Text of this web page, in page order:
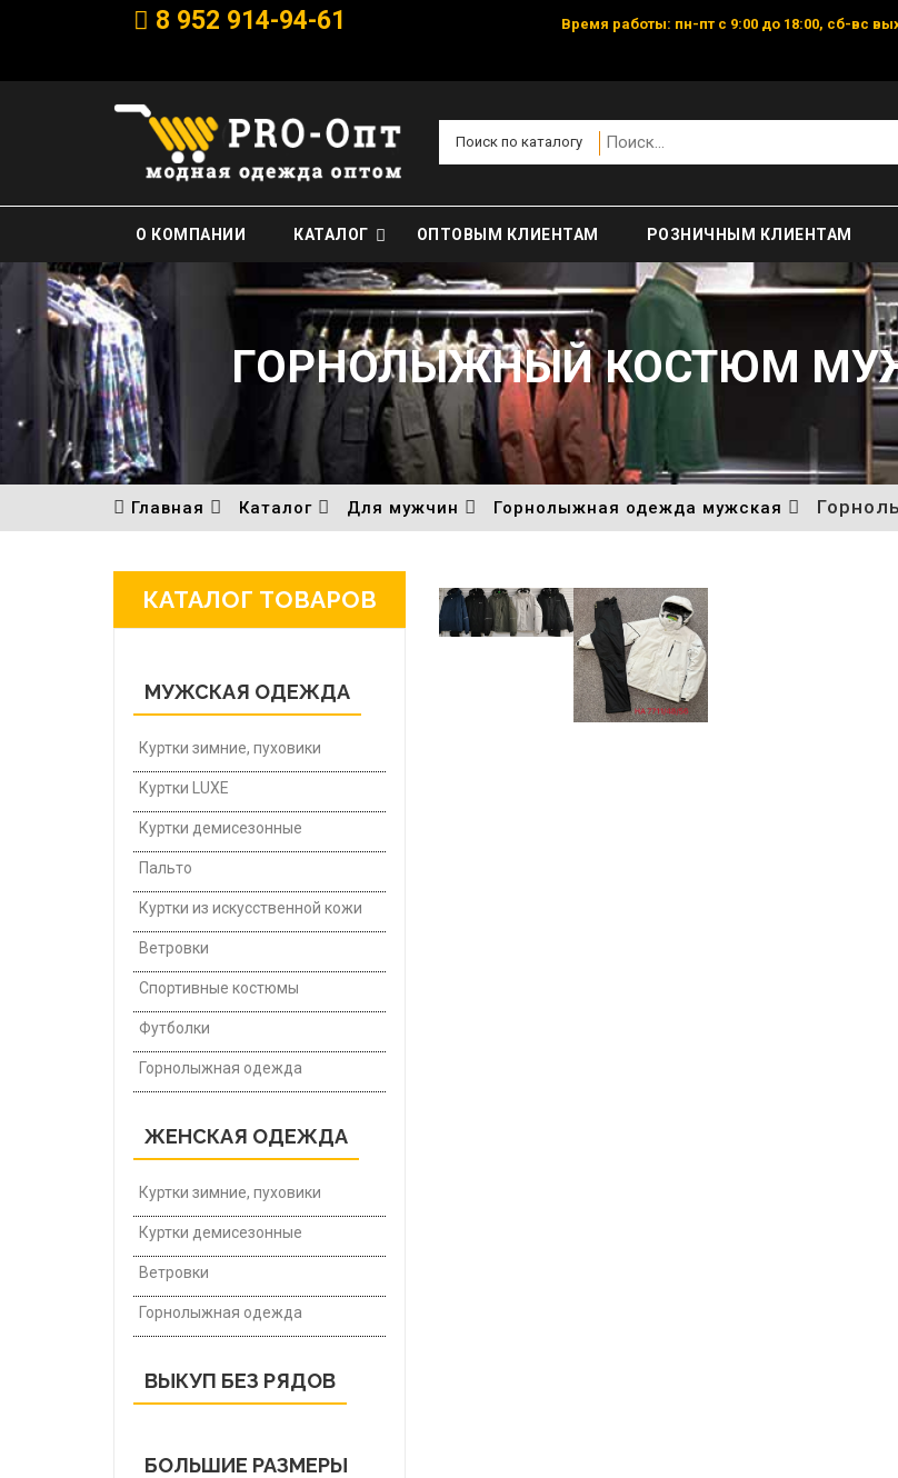
8 952 914-94-61 Время работы: пн-пт с 9:00 до 18:00, сб-вс
Поиск по каталогу
О КОМПАНИИ КАТАЛОГ ОПТОВЫМ КЛИЕНТАМ РОЗНИЧНЫМ КЛИЕНТАМ
ГОРНОЛЫЖНЫЙ КОСТЮМ
Главная Каталог Для мужчин Горнолыжная одежда мужская
КАТАЛОГ ТОВАРОВ
МУЖСКАЯ ОДЕЖДА
Куртки зимние, пуховики
Куртки LUXE
Куртки демисезонные
Пальто
Куртки из искусственной кожи
Ветровки
Спортивные костюмы
Футболки
Горнолыжная одежда
ЖЕНСКАЯ ОДЕЖДА
Куртки зимние, пуховики
Куртки демисезонные
Ветровки
Горнолыжная одежда
ВЫКУП БЕЗ РЯДОВ
БОЛЬШИЕ РАЗМЕРЫ